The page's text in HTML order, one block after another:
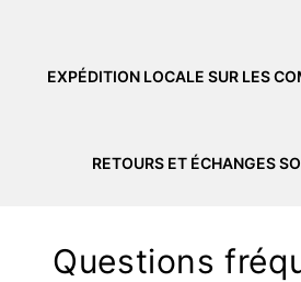
EXPÉDITION LOCALE SUR LES
RETOURS ET ÉCHANGES
Questions